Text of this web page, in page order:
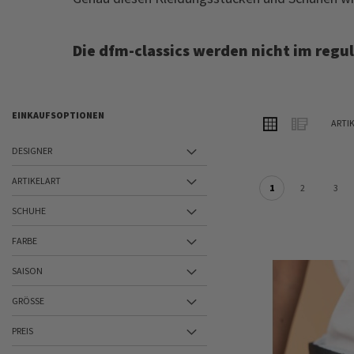
Die dfm-classics werden nicht im
ANSICHT
ALS
Raster Liste
1 2 3
EINKAUFSOPTIONEN
DESIGNER
ARTIKELART
SCHUHE
FARBE
SAISON
GRÖSSE
PREIS